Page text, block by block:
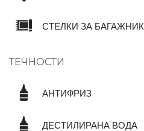
СТЕЛКИ ЗА БАГАЖНИК
ТЕЧНОСТИ
АНТИФРИЗ
ДЕСТИЛИРАНА ВОДА